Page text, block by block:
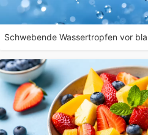
Schwebende Wassertropfen vor